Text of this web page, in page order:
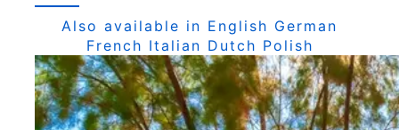
Also available in English German
French Italian Dutch Polish